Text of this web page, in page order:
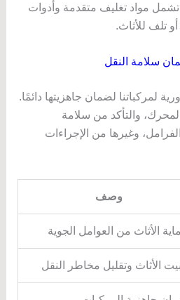
تشمل مواد تغليف متقدمة وأدوات
تلف للأثاث.
سلامة النقل
لمركباتنا لضمان جاهزيتها دائمًا.
والتأكد من سلامة
وغيرها من الإجراءات
وصف
الأثاث من العوامل الجوية
الأثاث وتقليل مخاطر النقل